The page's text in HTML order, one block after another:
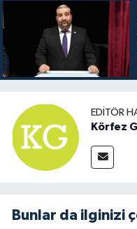
EDITÖR
Körfez
Bunlar da ilginizi